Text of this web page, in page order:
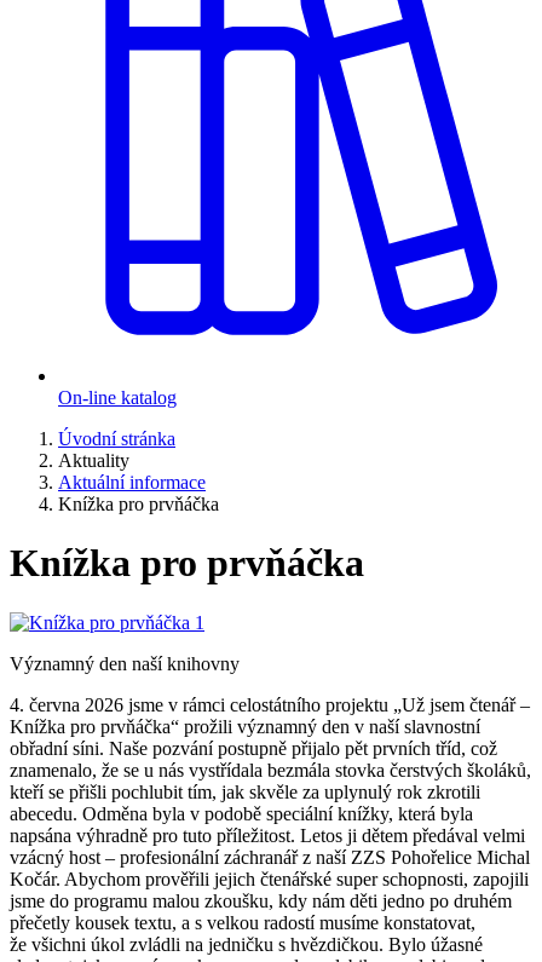
On-line katalog
Úvodní stránka
Aktuality
Aktuální informace
Knížka pro prvňáčka
Knížka pro prvňáčka
Významný den naší knihovny
4. června 2026 jsme v rámci celostátního projektu „Už jsem čtenář –
Knížka pro prvňáčka“ prožili významný den v naší slavnostní
obřadní síni. Naše pozvání postupně přijalo pět prvních tříd, což
znamenalo, že se u nás vystřídala bezmála stovka čerstvých školáků,
kteří se přišli pochlubit tím, jak skvěle za uplynulý rok zkrotili
abecedu. Odměna byla v podobě speciální knížky, která byla
napsána výhradně pro tuto příležitost. Letos ji dětem předával velmi
vzácný host – profesionální záchranář z naší ZZS Pohořelice Michal
Kočár. Abychom prověřili jejich čtenářské super schopnosti, zapojili
jsme do programu malou zkoušku, kdy nám děti jedno po druhém
přečetly kousek textu, a s velkou radostí musíme konstatovat,
že všichni úkol zvládli na jedničku s hvězdičkou. Bylo úžasné